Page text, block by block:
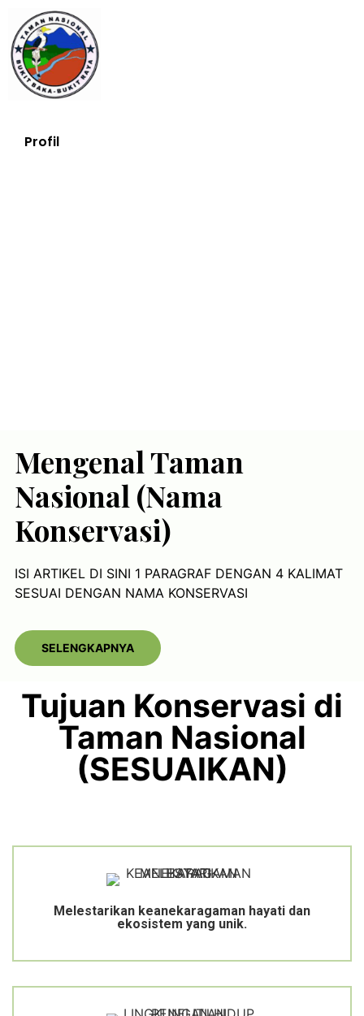
Profil
Mengenal Taman
Nasional (Nama
Konservasi)
ISI ARTIKEL DI SINI 1 PARAGRAF DENGAN 4 KALIMAT
SESUAI DENGAN NAMA KONSERVASI
SELENGKAPNYA
Tujuan Konservasi di
Taman Nasional
(SESUAIKAN)
Melestarikan keanekaragaman hayati dan
ekosistem yang unik.